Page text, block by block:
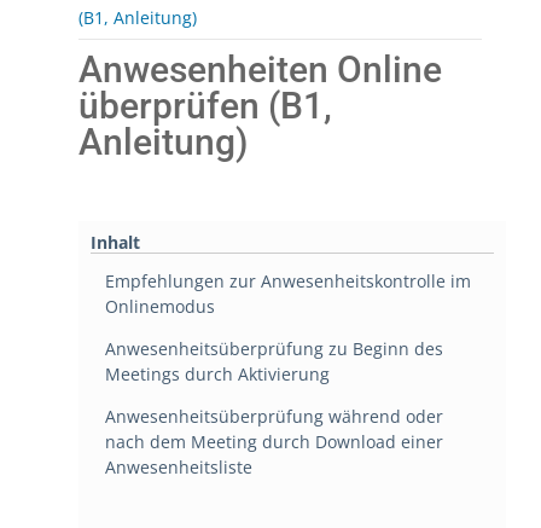
(B1, Anleitung)
Anwesenheiten Online
überprüfen (B1,
Anleitung)
Inhalt
Empfehlungen zur Anwesenheitskontrolle im
Onlinemodus
Anwesenheitsüberprüfung zu Beginn des
Meetings durch Aktivierung
Anwesenheitsüberprüfung während oder
nach dem Meeting durch Download einer
Anwesenheitsliste